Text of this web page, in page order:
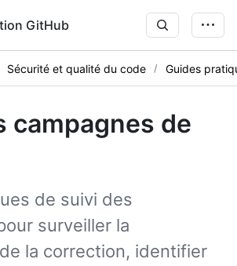
GitHub
Sécurité et qualité du code Guides
campagnes de
de suivi des
surveiller la
la correction, identifier